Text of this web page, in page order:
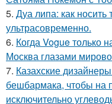
5. Дуа липа: как
ультрасовременно.
6. Когда Vogue только
Москва глазами
7. Казахские
бешбармака, чтобы на
исключительно